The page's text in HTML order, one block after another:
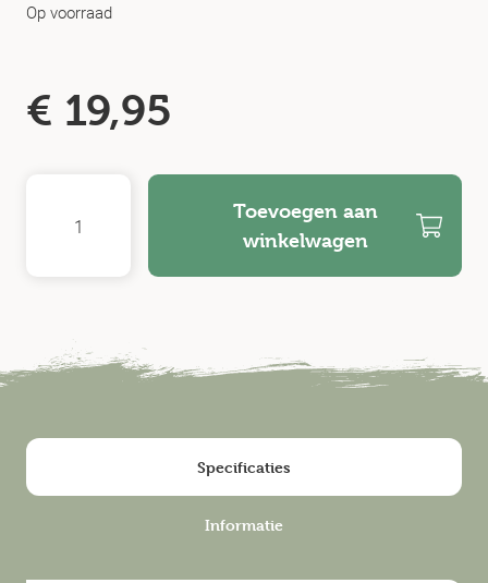
Op voorraad
€ 19,95
Toevoegen aan
winkelwagen
Specificaties
Informatie